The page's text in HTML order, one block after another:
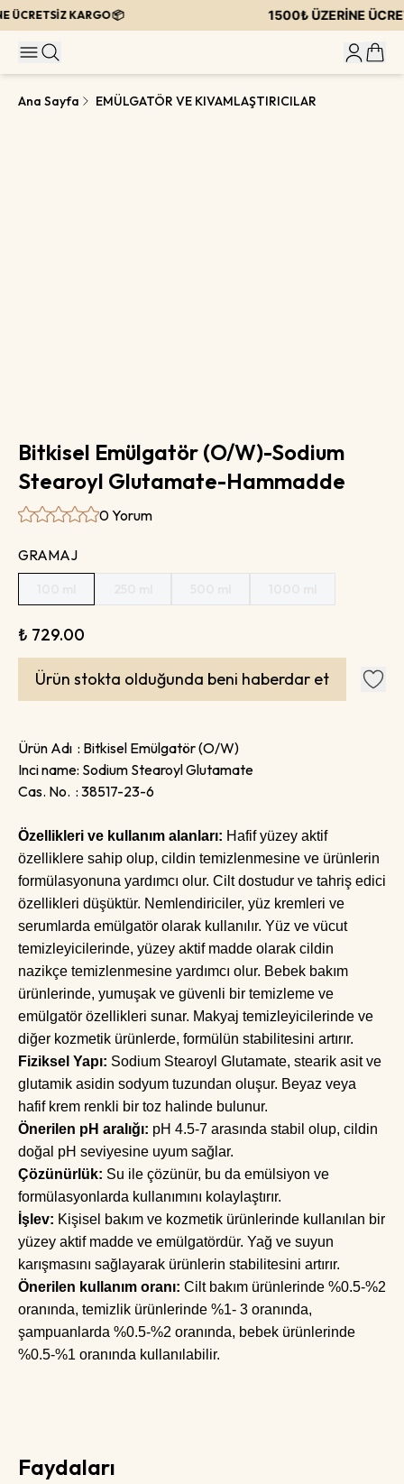
KARGO 📦 1500₺ ÜZERİNE
Ana Sayfa EMÜLGATÖR VE KIVAMLAŞTIRICILAR
Bitkisel Emülgatör (O/W)-Sodium
Stearoyl Glutamate-Hammadde
0 Yorum
GRAMAJ
₺ 729.00
Ürün stokta olduğunda beni haberdar et
Ürün Adı : Bitkisel Emülgatör (O/W)
Inci name: Sodium Stearoyl Glutamate
Cas. No. : 38517-23-6
Özellikleri ve kullanım alanları: Hafif yüzey aktif
özelliklere sahip olup, cildin temizlenmesine ve ürünlerin
formülasyonuna yardımcı olur. Cilt dostudur ve tahriş edici
özellikleri düşüktür. Nemlendiriciler, yüz kremleri ve
serumlarda emülgatör olarak kullanılır. Yüz ve vücut
temizleyicilerinde, yüzey aktif madde olarak cildin
nazikçe temizlenmesine yardımcı olur. Bebek bakım
ürünlerinde, yumuşak ve güvenli bir temizleme ve
emülgatör özellikleri sunar. Makyaj temizleyicilerinde ve
diğer kozmetik ürünlerde, formülün stabilitesini artırır.
Fiziksel Yapı: Sodium Stearoyl Glutamate, stearik asit ve
glutamik asidin sodyum tuzundan oluşur. Beyaz veya
hafif krem renkli bir toz halinde bulunur.
Önerilen pH aralığı: pH 4.5-7 arasında stabil olup, cildin
doğal pH seviyesine uyum sağlar.
Çözünürlük: Su ile çözünür, bu da emülsiyon ve
formülasyonlarda kullanımını kolaylaştırır.
İşlev: Kişisel bakım ve kozmetik ürünlerinde kullanılan bir
yüzey aktif madde ve emülgatördür. Yağ ve suyun
karışmasını sağlayarak ürünlerin stabilitesini artırır.
Önerilen kullanım oranı: Cilt bakım ürünlerinde %0.5-%2
oranında, temizlik ürünlerinde %1- 3 oranında,
şampuanlarda %0.5-%2 oranında, bebek ürünlerinde
%0.5-%1 oranında kullanılabilir.
Faydaları